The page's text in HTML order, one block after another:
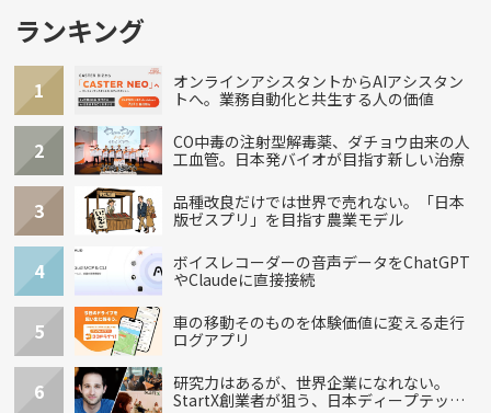
ランキング
1
オンラインアシスタントからAIアシスタン
トへ。業務自動化と共生する人の価値
2
CO中毒の注射型解毒薬、ダチョウ由来の人
工血管。日本発バイオが目指す新しい治療
3
品種改良だけでは世界で売れない。「日本
版ゼスプリ」を目指す農業モデル
4
ボイスレコーダーの音声データをChatGPT
やClaudeに直接接続
5
車の移動そのものを体験価値に変える走行
ログアプリ
6
研究力はあるが、世界企業になれない。
StartX創業者が狙う、日本ディープテック